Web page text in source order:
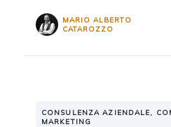
MARIO ALBERTO
CATAROZZO
CONSULENZA AZIENDALE,
MARKETING